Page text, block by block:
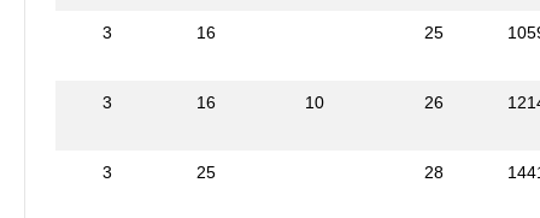
3 16 25
3 16 10 26
3 25 28